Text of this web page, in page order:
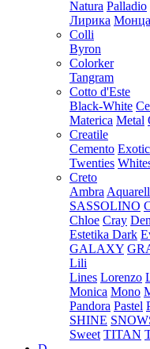
Natura Palladio
Лирика Монца
Colli
Byron
Colorker
Tangram
Cotto d'Este
Black-White
Materica Metal
Creatile
Cemento Exotic
Twenties
Creto
Ambra
SASSOLINO
Chloe Cray
Estetika Dark
GALAXY
Lili
Lines Lorenzo
Monica Mono
Pandora Pastel
SHINE
Sweet TITAN